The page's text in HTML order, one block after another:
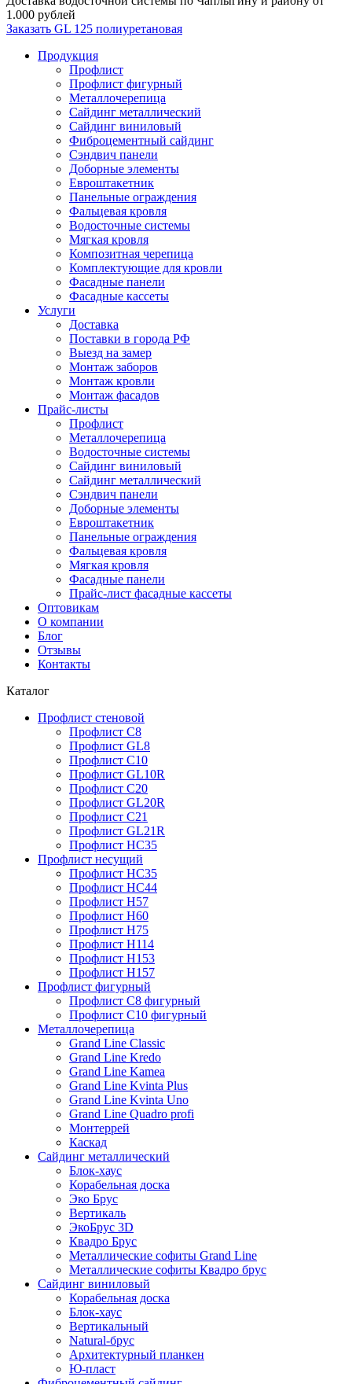
1.000 рублей
Заказать GL 125 полиуретановая
Продукция
Профлист
Профлист фигурный
Металлочерепица
Сайдинг металлический
Сайдинг виниловый
Фиброцементный сайдинг
Сэндвич панели
Доборные элементы
Евроштакетник
Панельные ограждения
Фальцевая кровля
Водосточные системы
Мягкая кровля
Композитная черепица
Комплектующие для кровли
Фасадные панели
Фасадные кассеты
Услуги
Доставка
Поставки в города РФ
Выезд на замер
Монтаж заборов
Монтаж кровли
Монтаж фасадов
Прайс-листы
Профлист
Металлочерепица
Водосточные системы
Сайдинг виниловый
Сайдинг металлический
Сэндвич панели
Доборные элементы
Евроштакетник
Панельные ограждения
Фальцевая кровля
Мягкая кровля
Фасадные панели
Прайс-лист фасадные кассеты
Оптовикам
О компании
Блог
Отзывы
Контакты
Каталог
Профлист стеновой
Профлист С8
Профлист GL8
Профлист С10
Профлист GL10R
Профлист С20
Профлист GL20R
Профлист С21
Профлист GL21R
Профлист НС35
Профлист несущий
Профлист НС35
Профлист НС44
Профлист Н57
Профлист Н60
Профлист Н75
Профлист Н114
Профлист Н153
Профлист Н157
Профлист фигурный
Профлист С8 фигурный
Профлист С10 фигурный
Металлочерепица
Grand Line Classic
Grand Line Kredo
Grand Line Kamea
Grand Line Kvinta Plus
Grand Line Kvinta Uno
Grand Line Quadro profi
Монтеррей
Каскад
Сайдинг металлический
Блок-хаус
Корабельная доска
Эко Брус
Вертикаль
ЭкоБрус 3D
Квадро Брус
Металлические софиты Grand Line
Металлические софиты Квадро брус
Сайдинг виниловый
Корабельная доска
Блок-хаус
Вертикальный
Natural-брус
Архитектурный планкен
Ю-пласт